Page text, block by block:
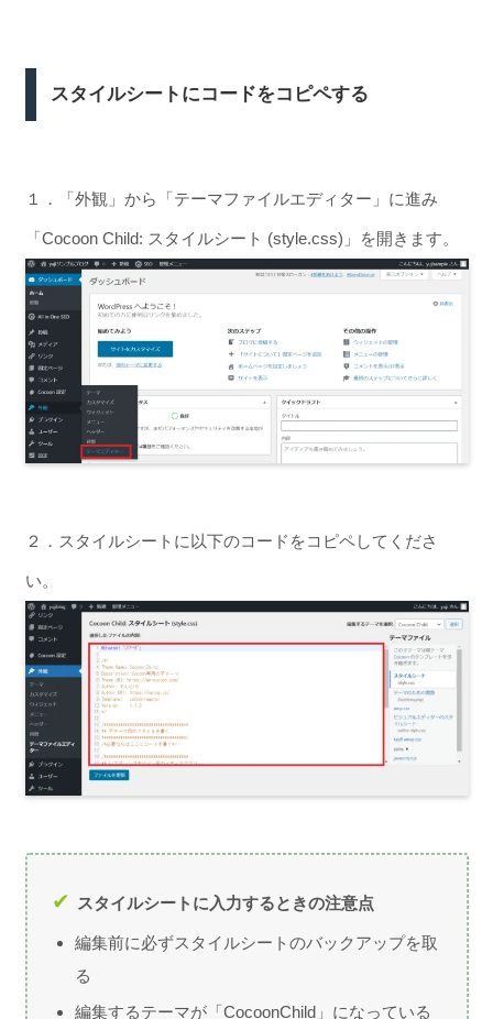
スタイルシートにコードをコピペする
１．「外観」から「テーマファイルエディター」に進み
「Cocoon Child: スタイルシート (style.css)」を開きます。
２．スタイルシートに以下のコードをコピペしてくださ
い。
スタイルシートに入力するときの注意点
編集前に必ずスタイルシートのバックアップを取
る
編集するテーマが「CocoonChild」になっている